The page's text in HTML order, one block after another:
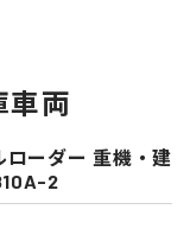
車両
ローダー 重機・建
2